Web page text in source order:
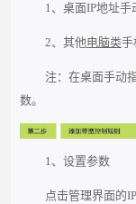
1、桌面IP地址手
2、其他电脑类手
注：在桌面手动
数。
1、设置参数
点击管理界面的